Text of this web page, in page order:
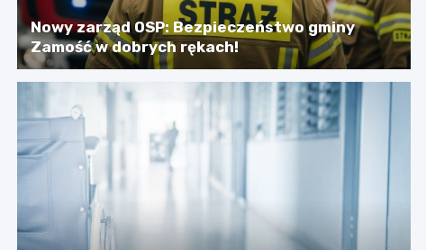
Nowy zarząd OSP: Bezpieczeństwo gminy
Zamość w dobrych rękach!